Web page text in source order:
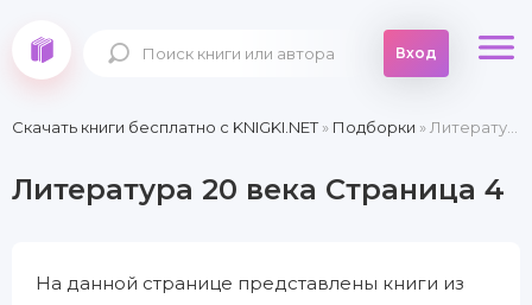
Вход
Скачать книги бесплатно c KNIGKI.NET» Подборки » Литература 20 века » Страница 4
Литература 20 века Страница 4
На данной странице представлены книги из